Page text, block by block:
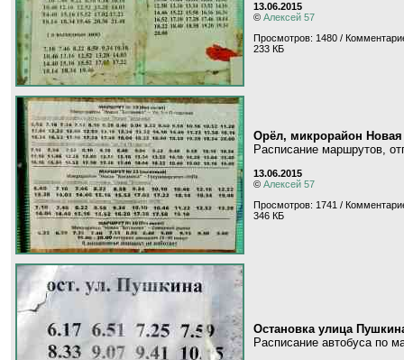
13.06.2015
© Алексей 57
Просмотров: 1480 /
233 КБ
Орёл, микрорайон Новая
Расписание маршрутов,
13.06.2015
© Алексей 57
Просмотров: 1741 /
346 КБ
Остановка улица
Расписание автобуса по